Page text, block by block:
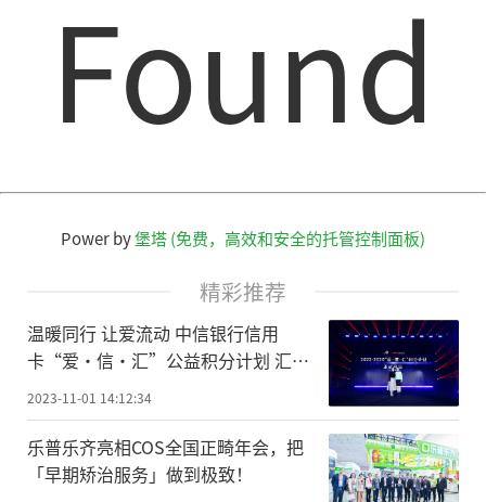
Found
Power by堡塔 (免费，高效和安全的托管控制面板)
精彩推荐
温暖同行 让爱流动 中信银行信用
卡“爱·信·汇”公益积分计划 汇聚
2023-11-01 14:12:34
乐普乐齐亮相COS全国正畸年会，把
「早期矫治服务」做到极致！